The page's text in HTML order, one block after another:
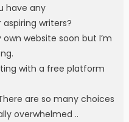
have any
writers?
website soon but I’m
with a free platform
are so many choices
overwhelmed ..